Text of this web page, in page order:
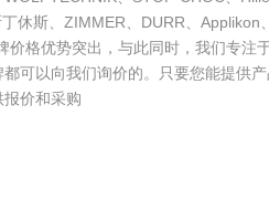
休斯、ZIMMER、DURR、Applikon
格优势突出，与此同时，我们专注
可以向我们询价的。只要您能提供
价和采购